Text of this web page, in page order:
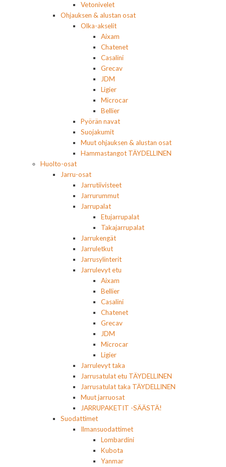
Vetonivelet
Ohjauksen & alustan osat
Olka-akselit
Aixam
Chatenet
Casalini
Grecav
JDM
Ligier
Microcar
Bellier
Pyörän navat
Suojakumit
Muut ohjauksen & alustan osat
Hammastangot TÄYDELLINEN
Huolto-osat
Jarru-osat
Jarrutiivisteet
Jarrurummut
Jarrupalat
Etujarrupalat
Takajarrupalat
Jarrukengät
Jarruletkut
Jarrusylinterit
Jarrulevyt etu
Aixam
Bellier
Casalini
Chatenet
Grecav
JDM
Microcar
Ligier
Jarrulevyt taka
Jarrusatulat etu TÄYDELLINEN
Jarrusatulat taka TÄYDELLINEN
Muut jarruosat
JARRUPAKETIT -SÄÄSTÄ!
Suodattimet
Ilmansuodattimet
Lombardini
Kubota
Yanmar